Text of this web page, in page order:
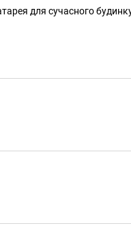
для сучасного